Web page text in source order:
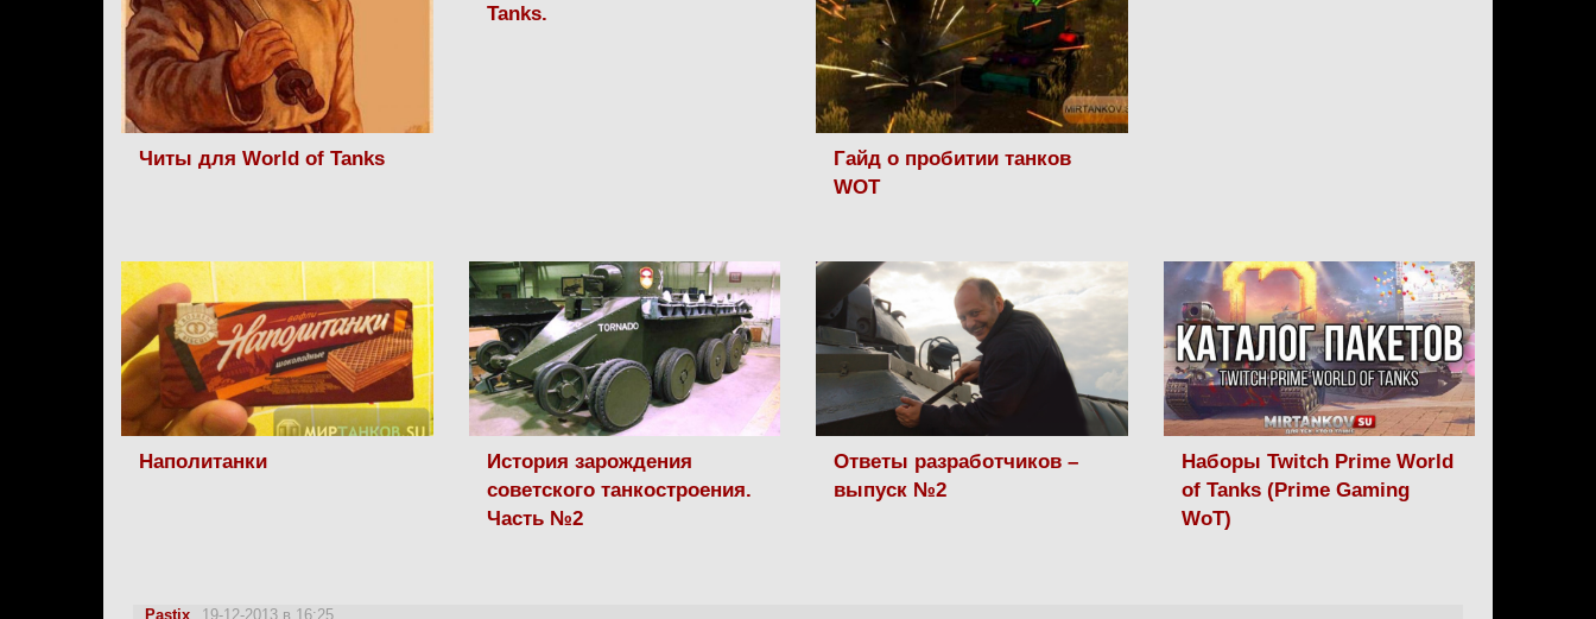
Читы для World of Tanks
Tanks.
Гайд о пробитии танков
WOT
Наполитанки
История зарождения
советского танкостроения.
Часть №2
Ответы разработчиков –
выпуск №2
Наборы Twitch Prime World
of Tanks (Prime Gaming
WoT)
Pastix 19-12-2013 в 16:25